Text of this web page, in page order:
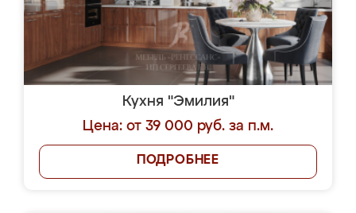
Кухня "Эмилия"
Цена: от 39 000 руб. за п.м.
ПОДРОБНЕЕ